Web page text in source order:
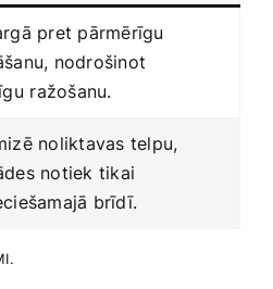
pret pārmērīgu
nodrošinot
⁣ražošanu.
noliktavas telpu,
notiek tikai
brīdī.